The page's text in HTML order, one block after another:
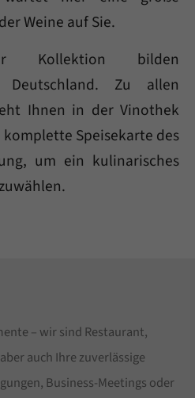
amet, consectetuer
Weine auf Sie.
Kollektion bilden
Deutschland. Zu allen
Ihnen in der Vinothek
Speisekarte des
um ein kulinarisches
– wir sind Restaurant,
auch Ihre zuverlässige
Business-Meetings oder